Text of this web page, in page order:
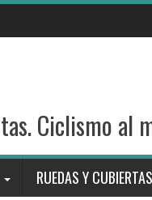
Ciclismo al
RUEDAS Y CUBIERTAS